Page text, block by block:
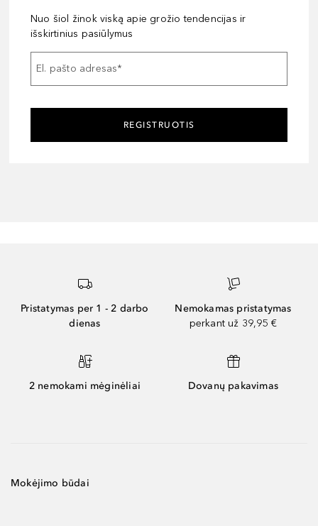
Nuo šiol žinok viską apie grožio tendencijas ir
išskirtinius pasiūlymus
El. pašto adresas*
REGISTRUOTIS
Pristatymas per 1 - 2 darbo
dienas
Nemokamas pristatymas
perkant už 39,95 €
2 nemokami mėginėliai Dovanų pakavimas
Mokėjimo būdai